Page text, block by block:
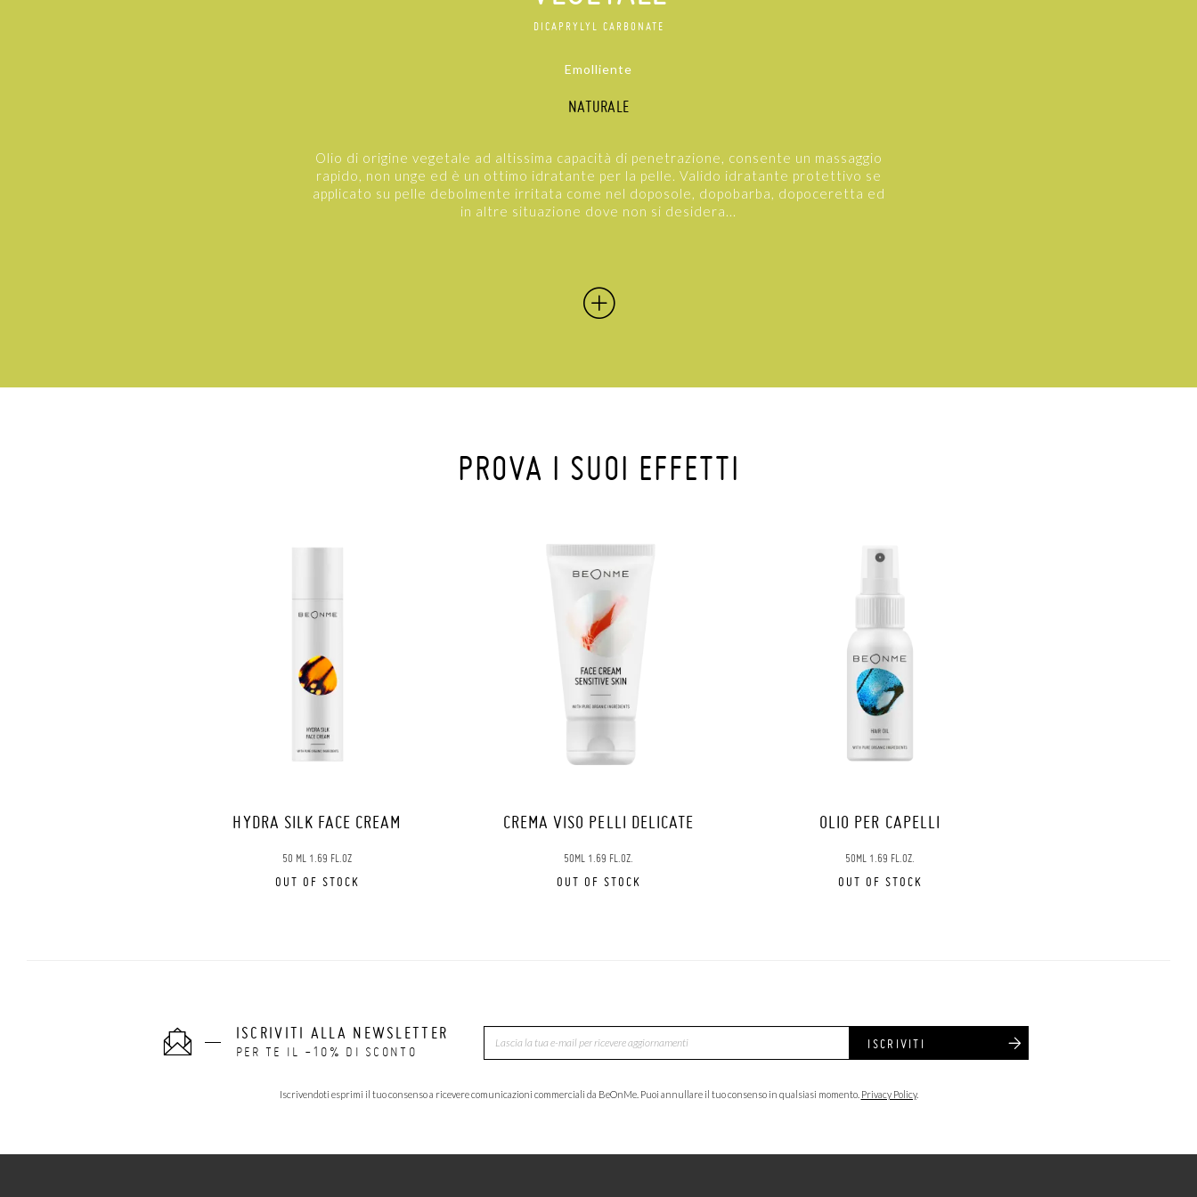
DICAPRYLYL CARBONATE
Emolliente
NATURALE
Olio di origine vegetale ad altissima capacità di penetrazione, consente un massaggio
rapido, non unge ed è un ottimo idratante per la pelle. Valido idratante protettivo se
applicato su pelle debolmente irritata come nel doposole, dopobarba, dopoceretta ed
in altre situazione dove non si desidera...
PROVA I SUOI EFFETTI
HYDRA SILK FACE CREAM
50 ML 1.69 FL.OZ
OUT OF STOCK
CREMA VISO PELLI DELICATE
50ML 1.69 FL.OZ.
OUT OF STOCK
OLIO PER CAPELLI
50ML 1.69 FL.OZ.
OUT OF STOCK
ISCRIVITI ALLA NEWSLETTER
PER TE IL -10% DI SCONTO ISCRIVITI
Iscrivendoti esprimi il tuo consenso a ricevere comunicazioni commerciali da BeOnMe. Puoi annullare il tuo consenso in qualsiasi momento. Privacy Policy.